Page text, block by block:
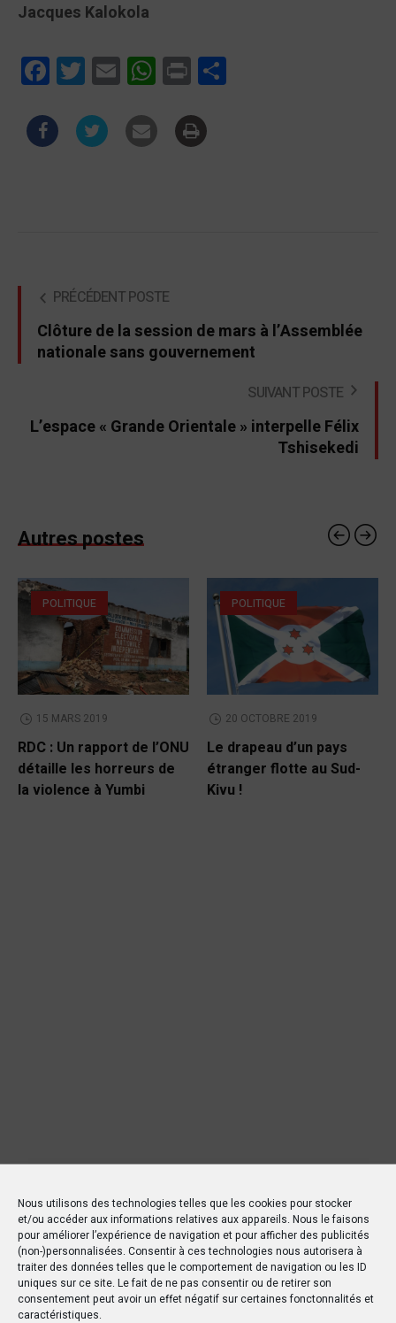
Nous utilisons des technologies telles que les cookies pour stocker
et/ou accéder aux informations relatives aux appareils. Nous le faisons
pour améliorer l’expérience de navigation et pour afficher des publicités
(non-)personnalisées. Consentir à ces technologies nous autorisera à
traiter des données telles que le comportement de navigation ou les ID
uniques sur ce site. Le fait de ne pas consentir ou de retirer son
consentement peut avoir un effet négatif sur certaines fonctonnalités et
caractéristiques.
Jacques Kalokola
FacebookTwitterEmail WhatsApp
Print
PRÉCÉDENT POSTE
Clôture de la session de mars à l’Assemblée
nationale sans gouvernement
SUIVANT POSTE
L’espace « Grande Orientale » interpelle Félix
Tshisekedi
Autres postes
POLITIQUE
15 MARS 2019
RDC : Un rapport de l’ONU
détaille les horreurs de
la violence à Yumbi
POLITIQUE
20 OCTOBRE 2019
Le drapeau d’un pays
étranger flotte au Sud-
Kivu !